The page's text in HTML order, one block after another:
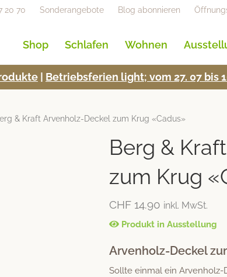
20 70 Sonderangebote Blog abonnieren
Shop Schlafen Wohnen
Betrieb­s­fe­rien light; vom 27. 07 bis
& Kraft Arvenholz-Deckel zum Krug «Cadus»
Berg &
zum Krug
CHF 14.90 inkl. MwSt.
Produkt in Ausstellung
Arvenholz-Deckel
Sollte einmal ein